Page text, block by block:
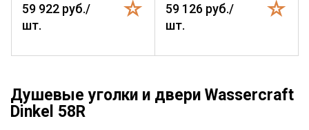
59 922 руб./
шт.
59 126 руб./
шт.
Душевые уголки и двери Wassercraft
Dinkel 58R